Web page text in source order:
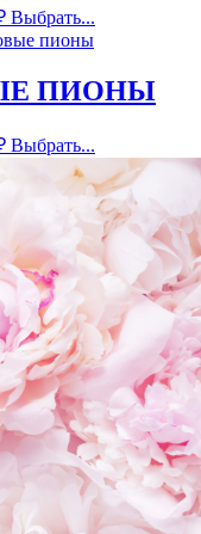
Выбрать...
ПИОНЫ
Выбрать...